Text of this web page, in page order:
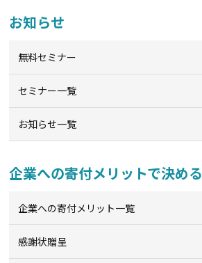
お知らせ
無料セミナー
セミナー一覧
お知らせ一覧
企業への寄付メリットで決める
企業への寄付メリット一覧
感謝状贈呈